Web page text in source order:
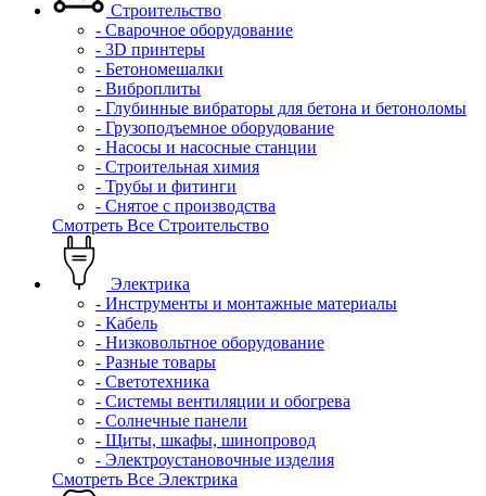
Строительство
- Сварочное оборудование
- 3D принтеры
- Бетономешалки
- Виброплиты
- Глубинные вибраторы для бетона и бетоноломы
- Грузоподъемное оборудование
- Насосы и насосные станции
- Строительная химия
- Трубы и фитинги
- Снятое с производства
Смотреть Все Строительство
Электрика
- Инструменты и монтажные материалы
- Кабель
- Низковольтное оборудование
- Разные товары
- Светотехника
- Системы вентиляции и обогрева
- Солнечные панели
- Щиты, шкафы, шинопровод
- Электроустановочные изделия
Смотреть Все Электрика